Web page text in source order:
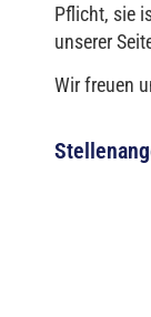
Pflicht, sie
unserer
Wir freuen